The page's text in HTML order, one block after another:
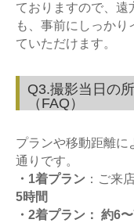
ておりますので、遠
も、事前にしっか
ていただけます。
Q3.撮影当日の
（FAQ）
プランや移動距離に
通りです。
・1着プラン ：ご来
5時間
・2着プラン： 約6